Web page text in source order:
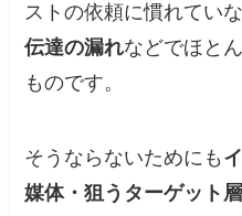
ストの依頼に慣れてい
伝達の漏れなどでほと
ものです。
そうならないためにも
媒体・狙うターゲット層